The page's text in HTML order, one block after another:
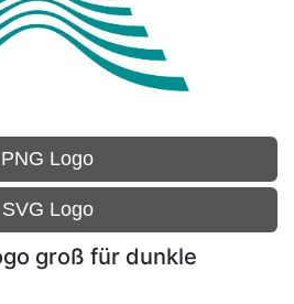
PNG Logo
SVG Logo
groß für dunkle